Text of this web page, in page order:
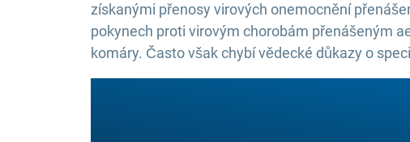
získanými přenosy virových onemocnění
pokynech proti virovým chorobám přenášeným
komáry. Často však chybí vědecké důkazy o